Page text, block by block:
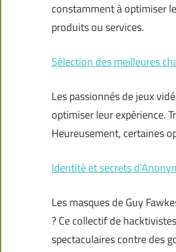
constamment à optimiser
produits ou services.
Sélection des meilleures
Les passionnés de jeux
optimiser leur expérience.
Heureusement, certaines
Identité et secrets
Les masques de Guy
? Ce collectif de
spectaculaires contre des